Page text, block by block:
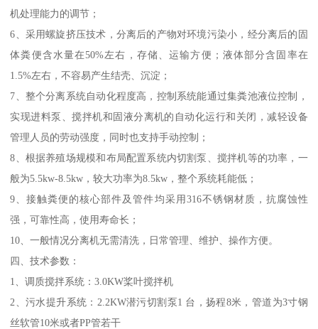
机处理能力的调节；
6、采用螺旋挤压技术，分离后的产物对环境污染小，经分离后的固
体粪便含水量在50%左右，存储、运输方便；液体部分含固率在
1.5%左右，不容易产生结壳、沉淀；
7、整个分离系统自动化程度高，控制系统能通过集粪池液位控制，
实现进料泵、搅拌机和固液分离机的自动化运行和关闭，减轻设备
管理人员的劳动强度，同时也支持手动控制；
8、根据养殖场规模和布局配置系统内切割泵、搅拌机等的功率，一
般为5.5kw-8.5kw，较大功率为8.5kw，整个系统耗能低；
9、接触粪便的核心部件及管件均采用316不锈钢材质，抗腐蚀性
强，可靠性高，使用寿命长；
10、一般情况分离机无需清洗，日常管理、维护、操作方便。
四、技术参数：
1、调质搅拌系统：3.0KW桨叶搅拌机
2、污水提升系统：2.2KW潜污切割泵1 台，扬程8米，管道为3寸钢
丝软管10米或者PP管若干